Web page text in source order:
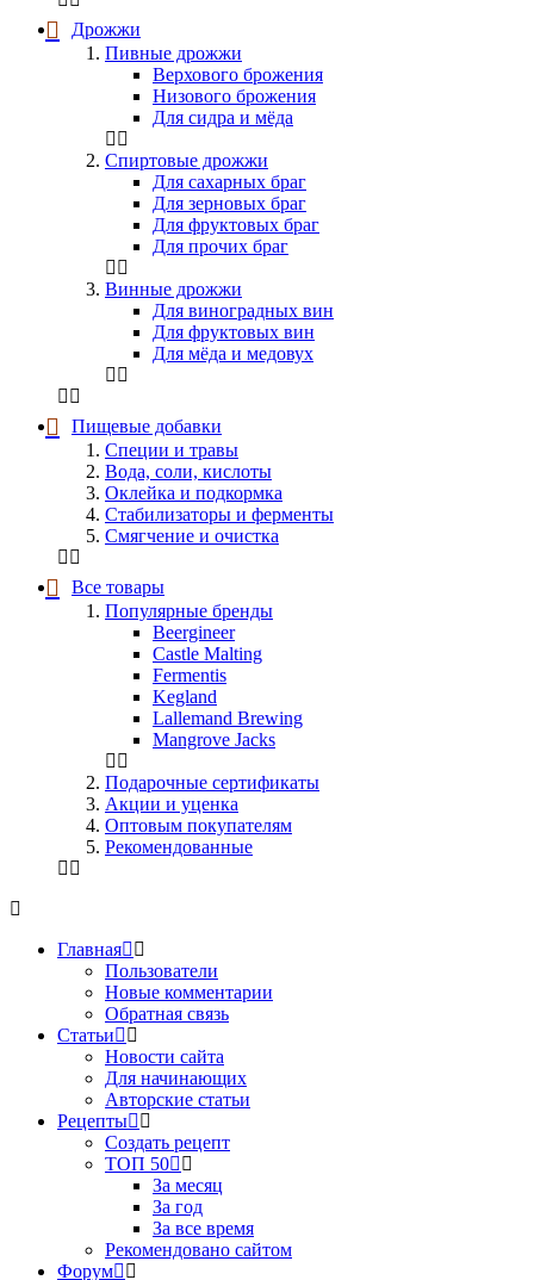
Дрожжи
Пивные дрожжи
Верхового брожения
Низового брожения
Для сидра и мёда
Спиртовые дрожжи
Для сахарных браг
Для зерновых браг
Для фруктовых браг
Для прочих браг
Винные дрожжи
Для виноградных вин
Для фруктовых вин
Для мёда и медовух
Пищевые добавки
Специи и травы
Вода, соли, кислоты
Оклейка и подкормка
Стабилизаторы и ферменты
Смягчение и очистка
Все товары
Популярные бренды
Beergineer
Castle Malting
Fermentis
Kegland
Lallemand Brewing
Mangrove Jacks
Подарочные сертификаты
Акции и уценка
Оптовым покупателям
Рекомендованные
Главная
Пользователи
Новые комментарии
Обратная связь
Статьи
Новости сайта
Для начинающих
Авторские статьи
Рецепты
Создать рецепт
ТОП 50
За месяц
За год
За все время
Рекомендовано сайтом
Форум